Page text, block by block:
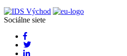
Sociálne siete